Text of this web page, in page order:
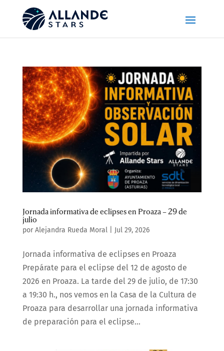
Jornada informativa de eclipses en Proaza – 29 de
julio
porAlejandra Rueda Moral| Jul 29, 2026
Jornada informativa de eclipses en Proaza
Prepárate para el eclipse del 12 de agosto de
2026 en Proaza. La tarde del 29 de julio, de 17:30
a 19:30 h., nos vemos en la Casa de la Cultura de
Proaza para desarrollar una jornada informativa
de preparación para el eclipse...